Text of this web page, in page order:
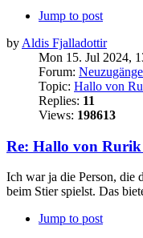
Jump to post
by Aldis Fjalladottir
Mon 15. Jul 2024,
Forum:
Topic: Hallo von
Replies: 11
Views: 198613
Re: Hallo von
Ich war ja die Person, die
beim Stier spielst. Das
Jump to post